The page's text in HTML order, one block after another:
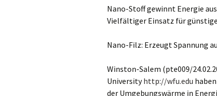
Nano-Stoff gewinnt Energie
Vielfältiger Einsatz für
Nano-Filz: Erzeugt Spannung
Winston-Salem (pte009/
Universityhttp://wfu.edu
der Umgebungswärme in